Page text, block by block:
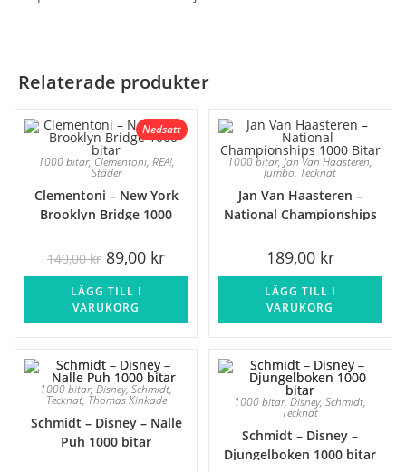
Relaterade produkter
Nedsatt
REA!
1000 bitar, Clementoni, REA!,
Städer
Clementoni – New York
Brooklyn Bridge 1000
140,00kr Det
ursprungliga
priset
var:
140,00 kr.
89,00 krDet
priset
LÄGG TILL I
VARUKORG
1000 bitar, Jan Van Haasteren,
Jumbo, Tecknat
Jan Van Haasteren –
National Championships
189,00 kr
LÄGG TILL I
VARUKORG
1000 bitar, Disney, Schmidt,
Tecknat, Thomas Kinkade
Schmidt – Disney – Nalle
Puh 1000 bitar
1000 bitar, Disney, Schmidt,
Tecknat
Schmidt – Disney –
Djungelboken 1000 bitar